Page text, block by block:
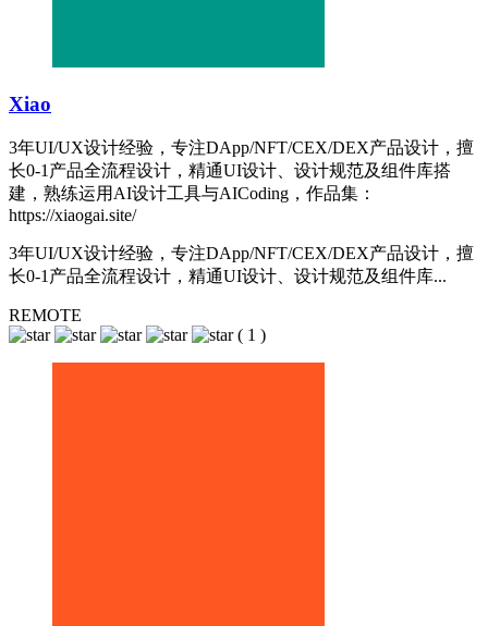
Xiao
3年UI/UX设计经验，专注DApp/NFT/CEX/DEX产品设计，擅
长0-1产品全流程设计，精通UI设计、设计规范及组件库搭
建，熟练运用AI设计工具与AICoding，作品集：
https://xiaogai.site/
3年UI/UX设计经验，专注DApp/NFT/CEX/DEX产品设计，擅
长0-1产品全流程设计，精通UI设计、设计规范及组件库...
REMOTE
( 1 )